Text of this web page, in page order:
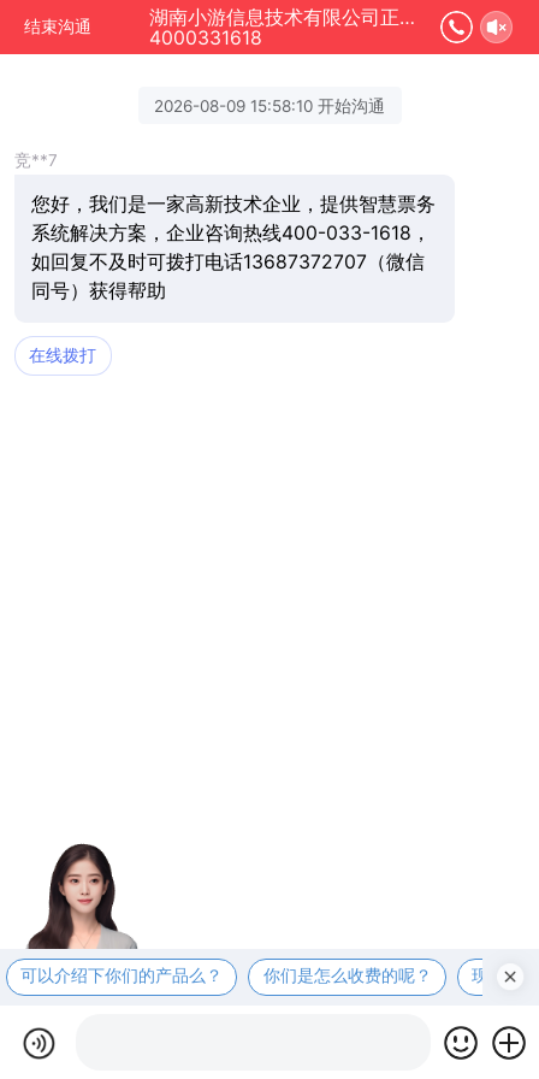
结束沟通
湖南小游信息技术有限公司正在为您服务
4000331618
2026-08-09 15:58:10 开始沟通
竞**7
您好，我们是一家高新技术企业，提供智慧票务
系统解决方案，企业咨询热线400-033-1618，
如回复不及时可拨打电话13687372707（微信
同号）获得帮助
在线拨打
可以介绍下你们的产品么？ 你们是怎么收费的呢？ 现在有